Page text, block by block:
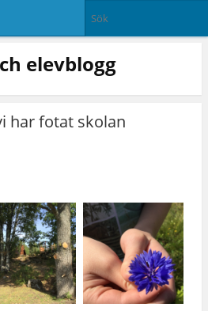
elevblogg
har fotat skolan